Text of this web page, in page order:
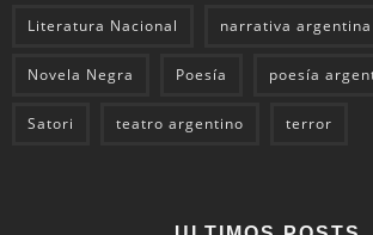
Literatura Nacional narrativa argentina
Novela Negra Poesía poesía
Satori teatro argentino terror